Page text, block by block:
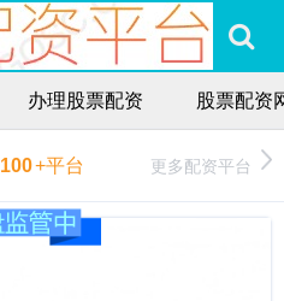
办理股票配资 股票配资
100+平台 更多配资平台